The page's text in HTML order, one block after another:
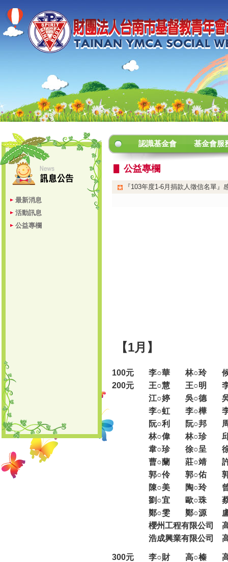
最新消息
活動訊息
公益專欄
認識基金會 基金會服
▋ 公益專欄
『103年度1-6月捐款人徵信名單』
【1月】
100元 李○華 林○玲
200元
王○慧 王○明
江○婷
吳○德
李○虹
李○樺
阮○利
阮○邦
林○偉
林○珍
韋○珍
徐○呈
曹○蘭
莊○靖
郭○伶
郭○佑
陳○美
陶○玲
劉○宜
歐○珠
鄭○雯
鄭○源
櫻州工程有限公司
浩成興業有限公司
300元 李○財 高○榛